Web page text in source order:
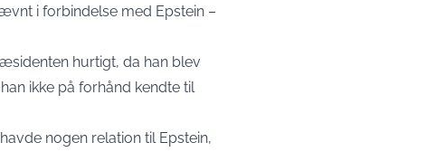
i forbindelse med Epstein –
hurtigt, da han blev
ikke på forhånd kendte til
nogen relation til Epstein,